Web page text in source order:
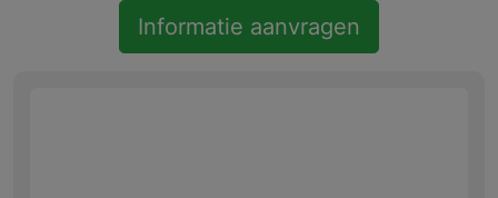
Informatie aanvragen